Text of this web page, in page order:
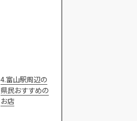
4.富山駅周辺の
県民おすすめの
お店